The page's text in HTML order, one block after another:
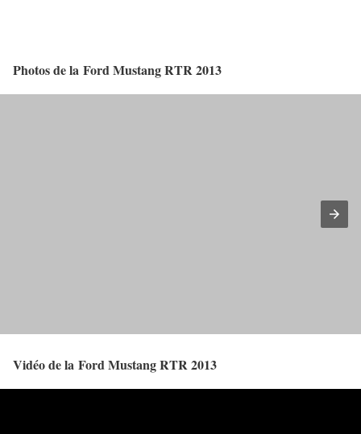
Photos de la Ford Mustang RTR 2013
Vidéo de la Ford Mustang RTR 2013